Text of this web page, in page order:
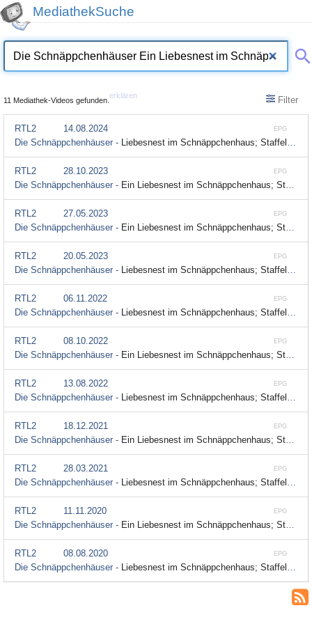
MediathekSuche
11 Mediathek-Videos gefunden.
erklären Filter
EPG
RTL2
14.08.2024
Die Schnäppchenhäuser - Liebesnest im Schnäppchenhaus; Staffel 6, Folge 16
EPG
RTL2
28.10.2023
Die Schnäppchenhäuser - Ein Liebesnest im Schnäppchenhaus; Staffel 9, Folge 16
EPG
RTL2
27.05.2023
Die Schnäppchenhäuser - Ein Liebesnest im Schnäppchenhaus; Staffel 9, Folge 16
EPG
RTL2
20.05.2023
Die Schnäppchenhäuser - Liebesnest im Schnäppchenhaus; Staffel 6, Folge 16
EPG
RTL2
06.11.2022
Die Schnäppchenhäuser - Liebesnest im Schnäppchenhaus; Staffel 6, Folge 16
EPG
RTL2
08.10.2022
Die Schnäppchenhäuser - Ein Liebesnest im Schnäppchenhaus; Staffel 9, Folge 16
EPG
RTL2
13.08.2022
Die Schnäppchenhäuser - Liebesnest im Schnäppchenhaus; Staffel 6, Folge 16
EPG
RTL2
18.12.2021
Die Schnäppchenhäuser - Ein Liebesnest im Schnäppchenhaus; Staffel 9, Folge 16
EPG
RTL2
28.03.2021
Die Schnäppchenhäuser - Liebesnest im Schnäppchenhaus; Staffel 6, Folge 16
EPG
RTL2
11.11.2020
Die Schnäppchenhäuser - Ein Liebesnest im Schnäppchenhaus; Staffel 9, Folge 313
EPG
RTL2
08.08.2020
Die Schnäppchenhäuser - Liebesnest im Schnäppchenhaus; Staffel 7, Folge 250